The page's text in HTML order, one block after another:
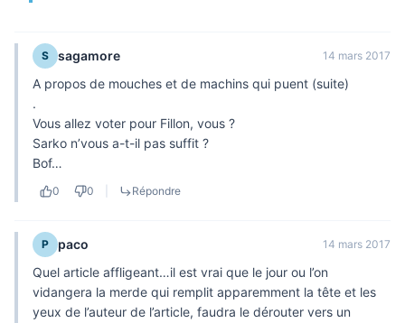
S sagamore 14 mars 2017
A propos de mouches et de machins qui puent (suite)
.
Vous allez voter pour Fillon, vous ?
Sarko n’vous a-t-il pas suffit ?
Bof…
0 0 Répondre
P paco 14 mars 2017
Quel article affligeant…il est vrai que le jour ou l’on
vidangera la merde qui remplit apparemment la tête et les
yeux de l’auteur de l’article, faudra le dérouter vers un